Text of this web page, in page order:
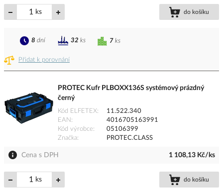
ks do košíku
Přidat k porovnání
7 ks
8 dní 32 ks
PROTEC Kufr PLBOXX136S systémový prázdný
černý
Kód ELFETEX
11.522.340
EAN
4016705163991
Kód výrobce
05106399
Značka
PROTEC.CLASS
Cena s DPH 1 108,13 Kč/ks
ks do košíku